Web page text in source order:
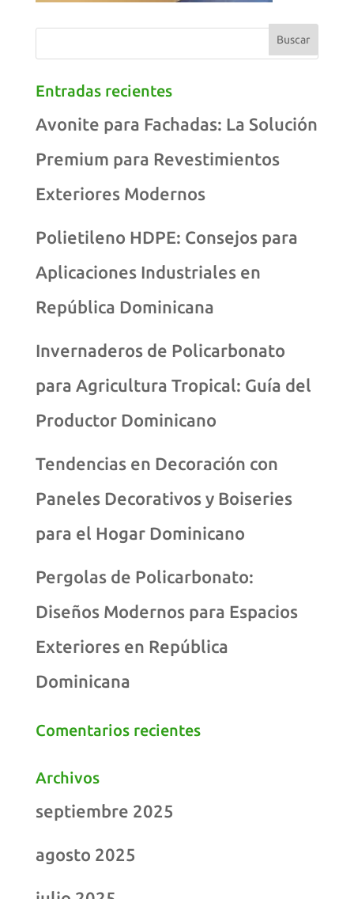
Entradas recientes
Avonite para Fachadas: La Solución
Premium para Revestimientos
Exteriores Modernos
Polietileno HDPE: Consejos para
Aplicaciones Industriales en
República Dominicana
Invernaderos de Policarbonato
para Agricultura Tropical: Guía del
Productor Dominicano
Tendencias en Decoración con
Paneles Decorativos y Boiseries
para el Hogar Dominicano
Pergolas de Policarbonato:
Diseños Modernos para Espacios
Exteriores en República
Dominicana
Comentarios recientes
Archivos
septiembre 2025
agosto 2025